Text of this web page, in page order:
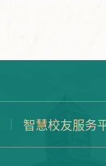
智慧校友服务